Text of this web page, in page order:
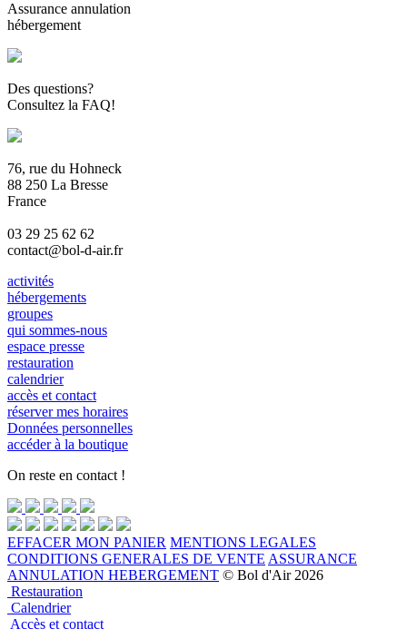
Assurance annulation
hébergement
Des questions?
Consultez la FAQ!
76, rue du Hohneck
88 250 La Bresse
France
03 29 25 62 62
contact@bol-d-air.fr
activités
hébergements
groupes
qui sommes-nous
espace presse
restauration
calendrier
accès et contact
réserver mes horaires
Données personnelles
accéder à la boutique
On reste en contact !
EFFACER MON PANIER MENTIONS LEGALES
CONDITIONS GENERALES DE VENTE ASSURANCE
ANNULATION HEBERGEMENT © Bol d'Air 2026
Restauration
Calendrier
Accès et contact